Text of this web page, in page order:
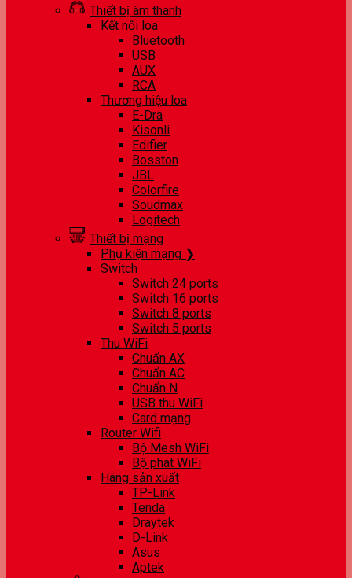
Thiết bị âm thanh
Kết nối loa
Bluetooth
USB
AUX
RCA
Thương hiệu loa
E-Dra
Kisonli
Edifier
Bosston
JBL
Colorfire
Soudmax
Logitech
Thiết bị mạng
Phụ kiện mạng ❯
Switch
Switch 24 ports
Switch 16 ports
Switch 8 ports
Switch 5 ports
Thu WiFi
Chuẩn AX
Chuẩn AC
Chuẩn N
USB thu WiFi
Card mạng
Router Wifi
Bộ Mesh WiFi
Bộ phát WiFi
Hãng sản xuất
TP-Link
Tenda
Draytek
D-Link
Asus
Aptek